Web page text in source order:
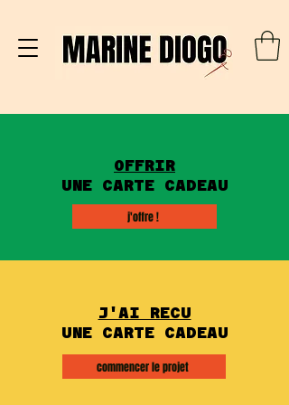
OFFRIR
UNE CARTE CADEAU
j'offre !
J'AI RECU
UNE CARTE CADEAU
commencer le projet